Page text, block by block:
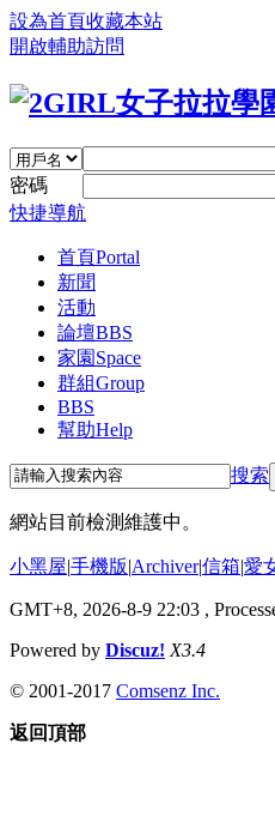
設為首頁收藏本站
開啟輔助訪問
密碼
快捷導航
首頁Portal
新聞
活動
論壇BBS
家園 Space
群組Group
BBS
幫助Help
搜索
網站目前檢測維護中。
小黑屋|手機版|Archiver|信箱|愛
GMT+8, 2026-8-9 22:03 ,
Powered by Discuz! X3.4
© 2001-2017 Comsenz Inc.
返回頂部